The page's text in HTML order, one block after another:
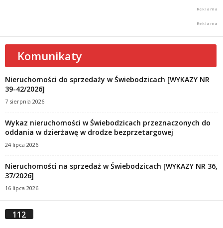
Komunikaty
Nieruchomości do sprzedaży w Świebodzicach [WYKAZY NR
39-42/2026]
7 sierpnia 2026
Wykaz nieruchomości w Świebodzicach przeznaczonych do
oddania w dzierżawę w drodze bezprzetargowej
24 lipca 2026
Nieruchomości na sprzedaż w Świebodzicach [WYKAZY NR 36,
37/2026]
16 lipca 2026
112